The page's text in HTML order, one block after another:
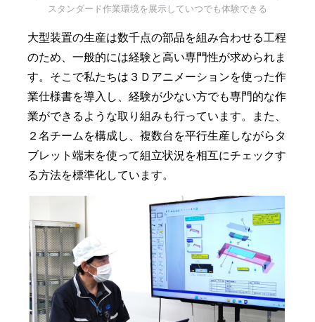
スタンダード作業環境を展示していつでも体験できる
大型装置の生産は数千点の部品を組み合わせる工程
のため、一般的には経験と高い専門性が求められま
す。そこで私たちは３Ｄアニメーションを使った作
業仕様書を導入し、経験が少ない方でも専門的な作
業ができるような取り組みも行っています。また、
２名チームを構成し、複数台を平行生産しながらタ
ブレット端末を使って組立状況を相互にチェックす
る方法を標準化しています。